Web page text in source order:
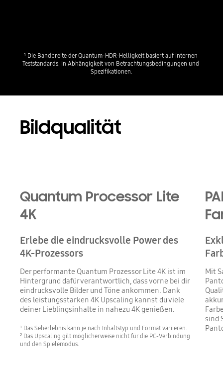
¹ Die Bandbreite der Quantum-HDR-Helligkeit basiert auf internen
Teststandards. In Abhängigkeit von Betrachtungsbedingungen und
Spezifikationen.
Bildqualität
Quantum Processor Lite
4K
Erlebe die eindrucksvolle Power des
4K-Prozessors
Der performante Quantum Prozessor Lite 4K ist im
Hintergrund dafür verantwortlich, dass vorne bei dir
eindrucksvolle Bilder und Töne ankommen. Dank
des leistungsstarken 4K Upscaling kannst du viele
deiner Lieblingsinhalte in nahezu 4K genießen.
¹ Das Seherlebnis kann je nach Inhaltstyp und Format variieren.
² Das Upscaling gilt möglicherweise nicht für die PC-Verbindung
und den Spielemodus.
Mit
sind